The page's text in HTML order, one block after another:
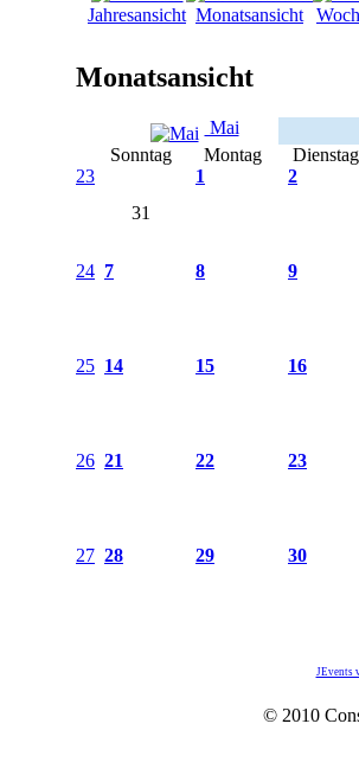
Jahresansicht Monatsansicht
Monatsansicht
Mai
Sonntag
Montag
Dienstag
23
31
1 2
24 7 8 9
25 14 15 16
26 21 22 23
27 28 29 30
JEvents
© 2010